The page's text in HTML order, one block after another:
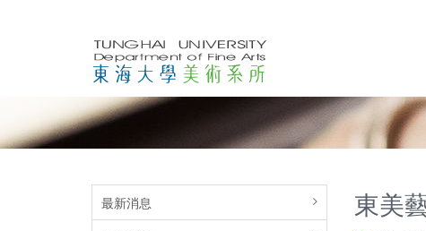
最新消息
東美